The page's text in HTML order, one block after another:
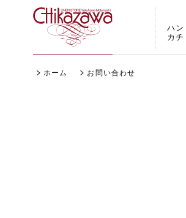
ハン
カチ
ホーム お問い合わせ